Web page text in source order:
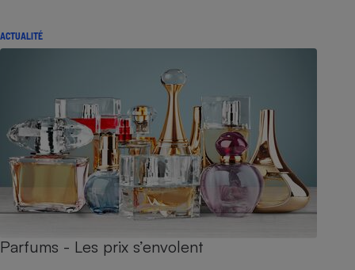
ACTUALITÉ
Parfums - Les prix s’envolent